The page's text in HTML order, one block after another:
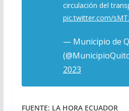
circulación del
pic.twitter.com/
— Municipio de
2023
FUENTE: LA HORA ECUADOR